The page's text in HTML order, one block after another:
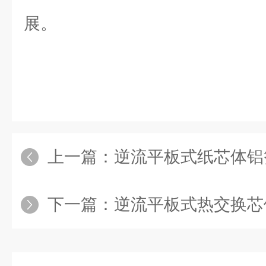
展。
上一篇： 逆流平板式纸芯体
下一篇： 逆流平板式热交换